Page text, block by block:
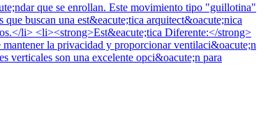
que se enrollan. Este movimiento tipo "guillotina"
buscan una est&eacute;tica arquitect&oacute;nica
li> <li><strong>Est&eacute;tica Diferente:</strong>
la privacidad y proporcionar ventilaci&oacute;n
verticales son una excelente opci&oacute;n para